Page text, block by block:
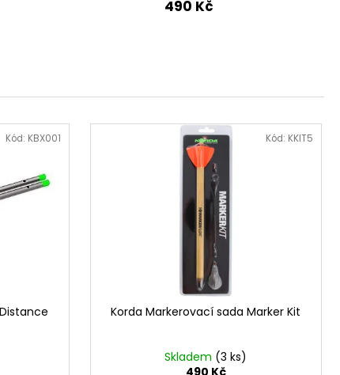
490 Kč
Kód: KBX001
Korda Markerovací sada Marker Kit
Skladem (3 ks)
Kód: KKIT5